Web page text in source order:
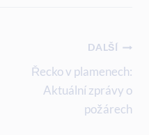
DALŠÍ
Řecko v plamenech:
Aktuální zprávy o
požárech